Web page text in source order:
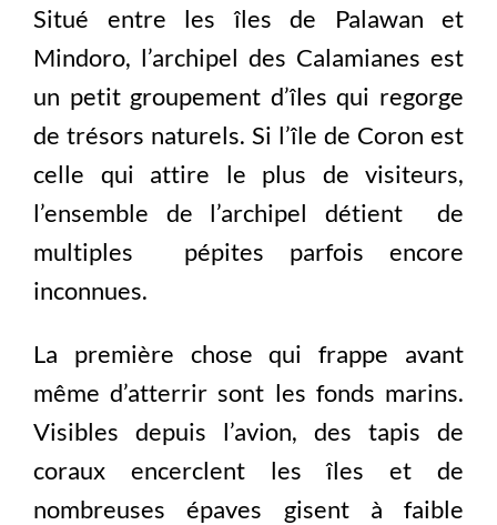
Situé entre les îles de Palawan et
Mindoro, l’archipel des Calamianes est
un petit groupement d’îles qui regorge
de trésors naturels. Si l’île de Coron est
celle qui attire le plus de visiteurs,
l’ensemble de l’archipel détient de
multiples pépites parfois encore
inconnues.
La première chose qui frappe avant
même d’atterrir sont les fonds marins.
Visibles depuis l’avion, des tapis de
coraux encerclent les îles et de
nombreuses épaves gisent à faible